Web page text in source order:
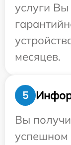
услуги
месяцев.
5
Вы
успешном